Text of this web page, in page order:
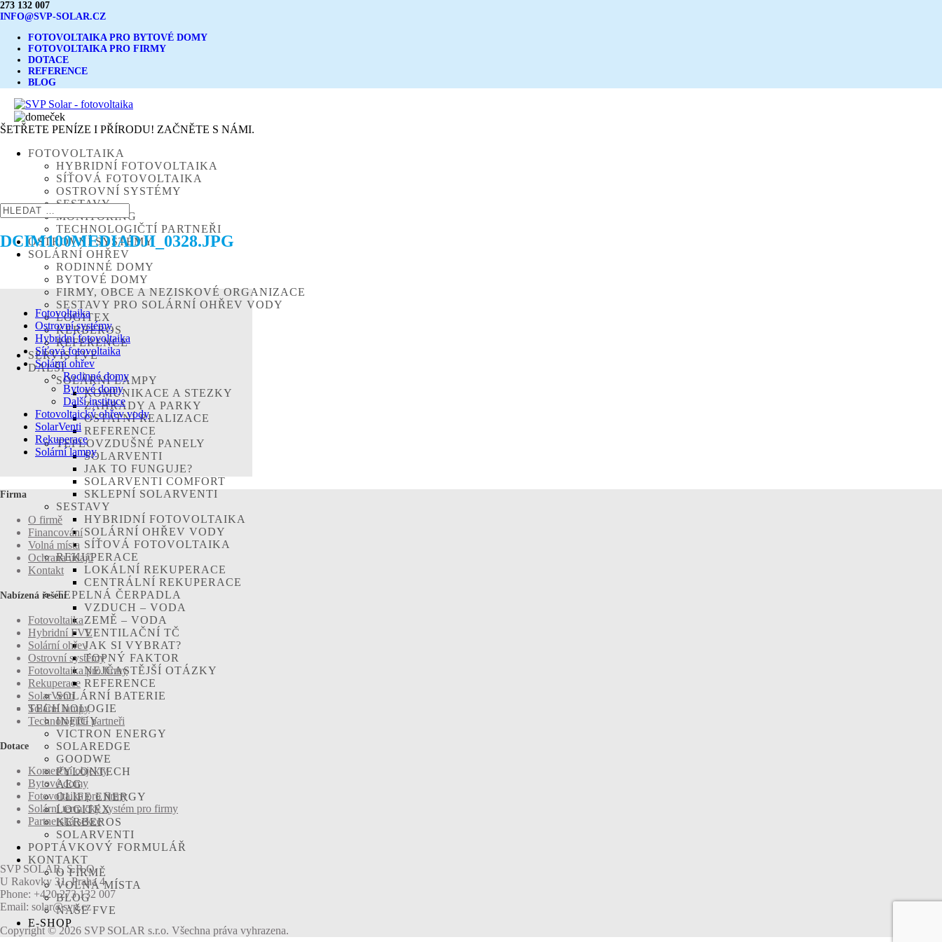
273 132 007
INFO@SVP-SOLAR.CZ
FOTOVOLTAIKA PRO BYTOVÉ DOMY
FOTOVOLTAIKA PRO FIRMY
DOTACE
REFERENCE
BLOG
ŠETŘETE PENÍZE I PŘÍRODU! ZAČNĚTE S NÁMI.
FOTOVOLTAIKA
HYBRIDNÍ FOTOVOLTAIKA
SÍŤOVÁ FOTOVOLTAIKA
OSTROVNÍ SYSTÉMY
SESTAVY
MONITORING
TECHNOLOGIČTÍ PARTNEŘI
OSTROVNÍ SYSTÉMY
SOLÁRNÍ OHŘEV
RODINNÉ DOMY
BYTOVÉ DOMY
FIRMY, OBCE A NEZISKOVÉ ORGANIZACE
SESTAVY PRO SOLÁRNÍ OHŘEV VODY
LOGITEX
KERBEROS
REFERENCE
SERVIS FVE
DALŠÍ
SOLÁRNÍ LAMPY
KOMUNIKACE A STEZKY
ZAHRADY A PARKY
OSTATNÍ REALIZACE
REFERENCE
TEPLOVZDUŠNÉ PANELY
SOLARVENTI
JAK TO FUNGUJE?
SOLARVENTI COMFORT
SKLEPNÍ SOLARVENTI
SESTAVY
HYBRIDNÍ FOTOVOLTAIKA
SOLÁRNÍ OHŘEV VODY
SÍŤOVÁ FOTOVOLTAIKA
REKUPERACE
LOKÁLNÍ REKUPERACE
CENTRÁLNÍ REKUPERACE
TEPELNÁ ČERPADLA
VZDUCH – VODA
ZEMĚ – VODA
VENTILAČNÍ TČ
JAK SI VYBRAT?
TOPNÝ FAKTOR
NEJČASTĚJŠÍ OTÁZKY
REFERENCE
SOLÁRNÍ BATERIE
TECHNOLOGIE
INFIGY
VICTRON ENERGY
SOLAREDGE
GOODWE
PYLONTECH
AEG
OLIFE ENERGY
LOGITEX
KERBEROS
SOLARVENTI
POPTÁVKOVÝ FORMULÁŘ
KONTAKT
O FIRMĚ
VOLNÁ MÍSTA
BLOG
NAŠE FVE
E-SHOP
DCIM100MEDIADJI_0328.JPG
Fotovoltaika
Ostrovní systémy
Hybridní fotovoltaika
Síťová fotovoltaika
Solární ohřev
Rodinné domy
Bytové domy
Další instituce
Fotovoltaický ohřev vody
SolarVenti
Rekuperace
Solární lampy
Firma
O firmě
Financování
Volná místa
Ochrana údajů
Kontakt
Nabízená řešení
Fotovoltaika
Hybridní FVE
Solární ohřev
Ostrovní systémy
Fotovoltaika pro firmy
Rekuperace
SolarVenti
Solární lampy
Technologičtí partneři
Dotace
Komerční objekty
Bytové domy
Fotovoltaika pro firmy
Solární termický systém pro firmy
Partnerská sekce
SVP SOLAR, S.R.O.
U Rakovky 31, Praha 4
Phone: +420 273 132 007
Email: solar@svp.cz
Copyright © 2026 SVP SOLAR s.r.o. Všechna práva vyhrazena.